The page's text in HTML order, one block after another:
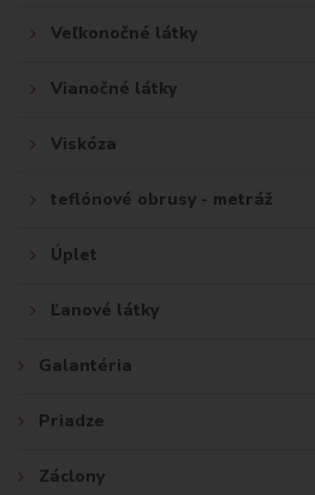
Veľkonočné látky
Vianočné látky
Viskóza
teflónové obrusy - metráž
Úplet
Ľanové látky
Galantéria
Priadze
Záclony